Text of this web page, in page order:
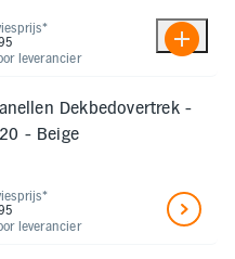
leverancier
Dekbedovertrek -
- Beige
leverancier